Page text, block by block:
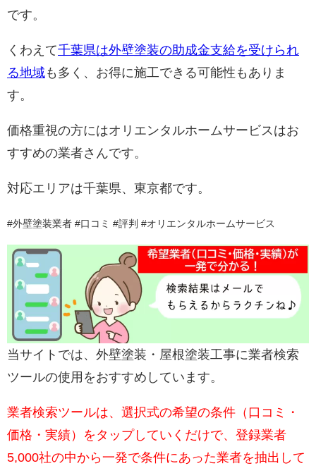
です。
くわえて千葉県は外壁塗装の助成金支給を受けられ
る地域も多く、お得に施工できる可能性もありま
す。
価格重視の方にはオリエンタルホームサービスはお
すすめの業者さんです。
対応エリアは千葉県、東京都です。
#外壁塗装業者 #口コミ #評判 #オリエンタルホームサービス
当サイトでは、外壁塗装・屋根塗装工事に業者検索
ツールの使用をおすすめしています。
業者検索ツールは、選択式の希望の条件（口コミ・
価格・実績）をタップしていくだけで、登録業者
5,000社の中から一発で条件にあった業者を抽出して